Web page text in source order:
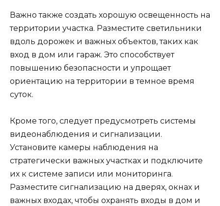
Важно также создать хорошую освещенность на
территории участка. Разместите светильники
вдоль дорожек и важных объектов, таких как
вход в дом или гараж. Это способствует
повышению безопасности и упрощает
ориентацию на территории в темное время
суток.
Кроме того, следует предусмотреть системы
видеонаблюдения и сигнализации.
Установите камеры наблюдения на
стратегически важных участках и подключите
их к системе записи или мониторинга.
Разместите сигнализацию на дверях, окнах и
важных входах, чтобы охранять входы в дом и